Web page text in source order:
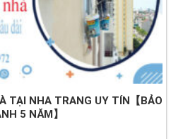
TẠI NHA TRANG UY TÍN【BẢO
5 NĂM】